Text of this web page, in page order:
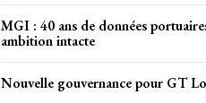
MGI : 40 ans de données
ambition intacte
Nouvelle gouvernance pour GT